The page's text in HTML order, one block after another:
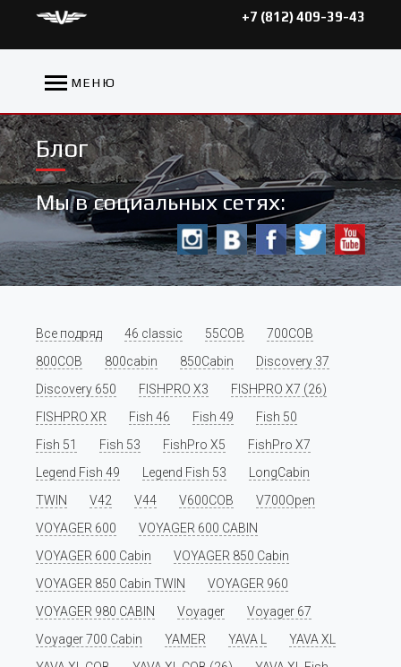
+7 (812) 409-39-43
МЕНЮ
Блог
Мы в социальных сетях:
Все подряд 46 classic 55COB
700COB
800COB
800cabin 850Cabin
Discovery 37
Discovery 650
FISHPRO X3
FISHPRO X7 (26)
FISHPRO XR
Fish 46 Fish 49
Fish 50
Fish 51
Fish 53 FishPro X5
FishPro X7
Legend Fish 49
Legend Fish 53
LongCabin
TWIN
V42 V44 V600COB
V700Open
VOYAGER 600
VOYAGER 600 CABIN
VOYAGER 600 Cabin
VOYAGER 850 Cabin
VOYAGER 850 Cabin TWIN
VOYAGER 960
VOYAGER 980 CABIN
Voyager
Voyager 67
Voyager 700 Cabin
YAMER YAVA L
YAVA XL